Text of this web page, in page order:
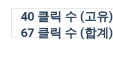
40클릭 수 (고유)
67클릭 수 (합계)